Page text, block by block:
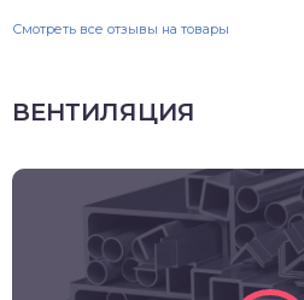
Смотреть все отзывы на товары
ВЕНТИЛЯЦИЯ